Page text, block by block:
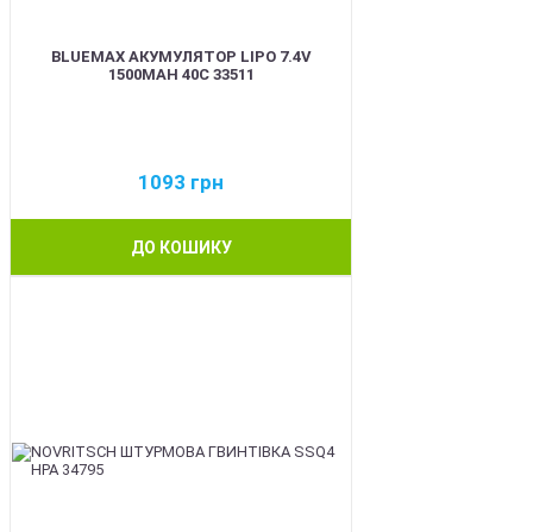
BLUEMAX АКУМУЛЯТОР LIPO 7.4V
1500MAH 40C 33511
1093 грн
ДО КОШИКУ